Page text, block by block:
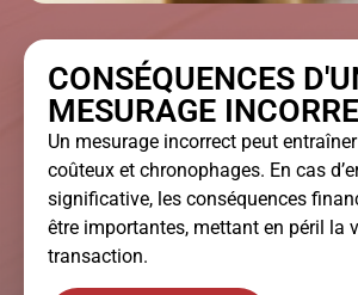
CONSÉQUENCES
MESURAGE
Un mesurage incorrect peut
coûteux et chronophages. En cas
significative, les conséquences
être importantes, mettant en péril la
transaction.